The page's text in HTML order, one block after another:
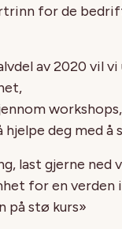
forde
av 2020 vil
workshops,
deg med å
last gjerne ned
for en verden
på stø kurs»